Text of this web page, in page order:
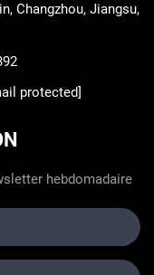
Changzhou, Jiangsu,
protected]
hebdomadaire